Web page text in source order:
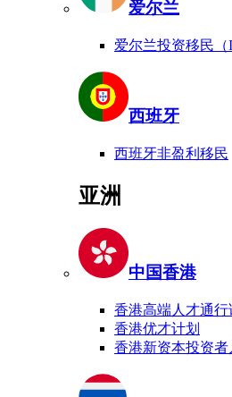
爱尔兰
爱尔兰投资移民（
西班牙
西班牙非盈利移民
亚洲
中国香港
香港高端人才通行
香港优才计划
香港新资本投资者